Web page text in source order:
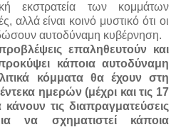
εκστρατεία των κομμάτων
αλλά είναι κοινό μυστικό ότι οι
αυτοδύναμη κυβέρνηση.
επαληθευτούν και
κάποια αυτοδύναμη
κόμματα θα έχουν στη
ημερών (μέχρι και τις 17
τις διαπραγματεύσεις
να σχηματιστεί κάποια